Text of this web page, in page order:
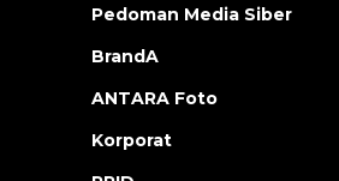
Pedoman Media Siber
BrandA
ANTARA Foto
Korporat